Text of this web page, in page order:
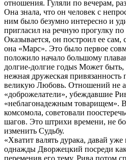
отношения. Гуляли по вечерам,
Она знала, что он человек с
ним было безумно интересно и
пригласил на речную прогулку
Оказывается, он построил ее
она «Марс». Это было первое
положило начало большому
долгие-долгие годыѕ Может
нежная дружеская привязанность
великую Любовь. Отношений не
«доброжелатели», убеждавшие
«неблагонадежным товарищем».
комсомола, советовали
шагов. Это штрихи времени, не
изменить Судьбу.
«Хватит валять дурака, давай
однажды Дворжецкий посреди
переменив его тему. Рива потом